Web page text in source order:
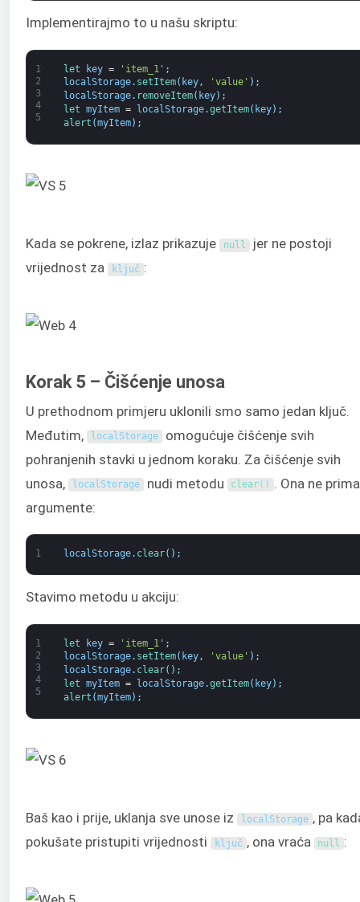
Implementirajmo to u našu skriptu:
1
2
3
4
5
let key = 'item_1' ;
localStorage. setItem( key, 'value' ) ;
localStorage. removeItem( key) ;
let myItem = localStorage.getItem( key) ;
alert (myItem) ;
Kada se pokrene, izlaz prikazuje null jer ne postoji
vrijednost za
ključ :
Korak 5 – Čišćenje unosa
U prethodnom primjeru uklonili smo samo jedan ključ.
Međutim,
localStorage omogućuje čišćenje svih
pohranjenih stavki u jednom koraku. Za čišćenje svih
unosa,
localStorage nudi metodu clear( )
. Ona ne prima
argumente:
1 localStorage. clear( ) ;
Stavimo metodu u akciju:
1
2
3
4
5
let key = 'item_1' ;
localStorage. setItem( key, 'value' ) ;
localStorage. clear( ) ;
let myItem = localStorage.getItem( key) ;
alert (myItem) ;
Baš kao i prije, uklanja sve unose iz localStorage , pa
pokušate pristupiti vrijednosti
ključ , ona vraća null :